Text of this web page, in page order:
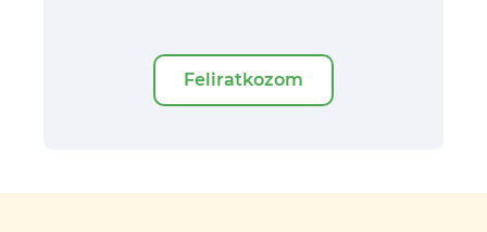
Feliratkozom